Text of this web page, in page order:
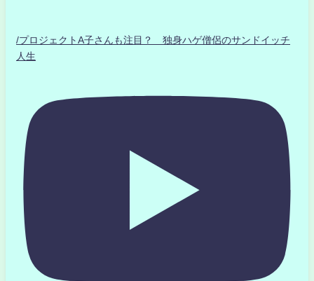
/プロジェクトA子さんも注目？ 独身ハゲ僧侶のサンドイッチ
人生